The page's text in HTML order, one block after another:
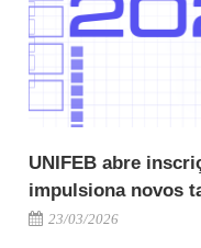
UNIFEB abre
impulsiona novos
23/03/2026